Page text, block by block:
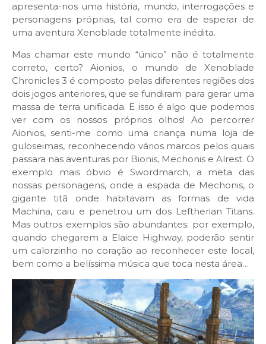
apresenta-nos uma história, mundo, interrogações e
personagens próprias, tal como era de esperar de
uma aventura Xenoblade totalmente inédita.
Mas chamar este mundo “único” não é totalmente
correto, certo? Aionios, o mundo de Xenoblade
Chronicles 3 é composto pelas diferentes regiões dos
dois jogos anteriores, que se fundiram para gerar uma
massa de terra unificada. E isso é algo que podemos
ver com os nossos próprios olhos! Ao percorrer
Aionios, senti-me como uma criança numa loja de
guloseimas, reconhecendo vários marcos pelos quais
passara nas aventuras por Bionis, Mechonis e Alrest. O
exemplo mais óbvio é Swordmarch, a meta das
nossas personagens, onde a espada de Mechonis, o
gigante titã onde habitavam as formas de vida
Machina, caiu e penetrou um dos Leftherian Titans.
Mas outros exemplos são abundantes: por exemplo,
quando chegarem a Elaice Highway, poderão sentir
um calorzinho no coração ao reconhecer este local,
bem como a belíssima música que toca nesta área…